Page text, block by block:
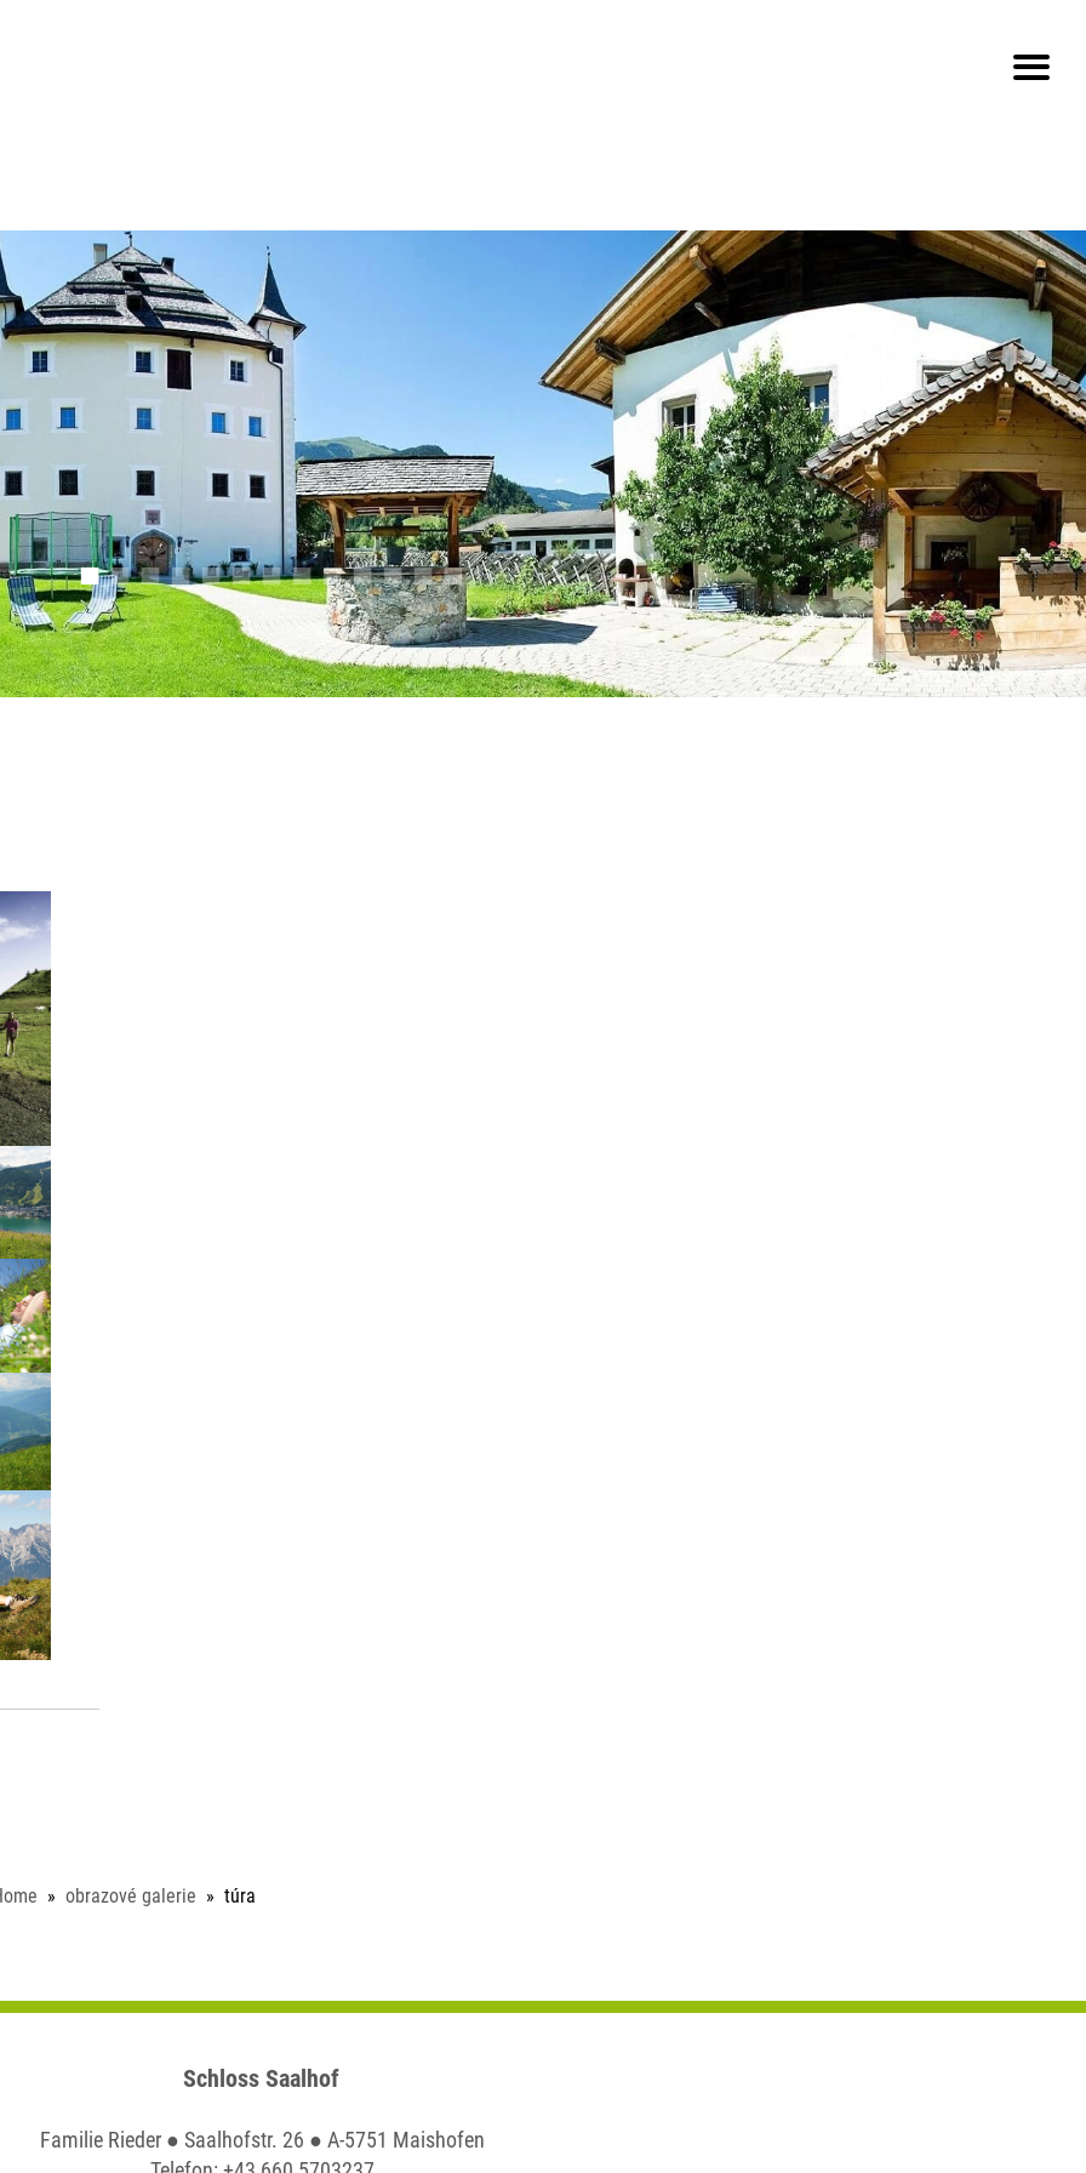
info@saalhof.at
Home Kontakt Ochrana dat v tiráži
■■■■■■■■■■■■■
obrazové galerie túra
Schloss Saalhof
Familie Rieder ● Saalhofstr. 26 ● A-5751 Maishofen